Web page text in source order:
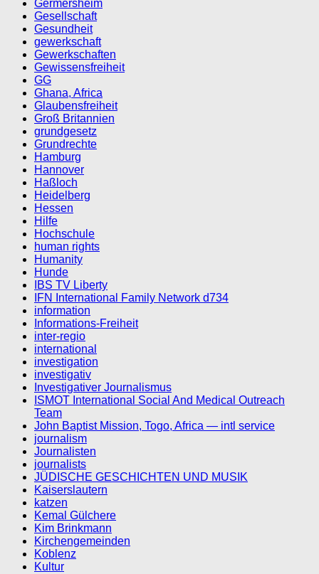
Germersheim
Gesellschaft
Gesundheit
gewerkschaft
Gewerkschaften
Gewissensfreiheit
GG
Ghana, Africa
Glaubensfreiheit
Groß Britannien
grundgesetz
Grundrechte
Hamburg
Hannover
Haßloch
Heidelberg
Hessen
Hilfe
Hochschule
human rights
Humanity
Hunde
IBS TV Liberty
IFN International Family Network d734
information
Informations-Freiheit
inter-regio
international
investigation
investigativ
Investigativer Journalismus
ISMOT International Social And Medical Outreach
Team
John Baptist Mission, Togo, Africa — intl service
journalism
Journalisten
journalists
JÜDISCHE GESCHICHTEN UND MUSIK
Kaiserslautern
katzen
Kemal Gülchere
Kim Brinkmann
Kirchengemeinden
Koblenz
Kultur